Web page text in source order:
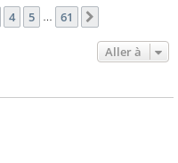
4 5 61
Aller à